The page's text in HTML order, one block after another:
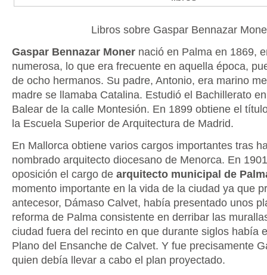
Libros sobre Gaspar Bennazar
Gaspar Bennazar Monernació en Palma en 1869,
numerosa, lo que era frecuente en aquella época,
de ocho hermanos. Su padre, Antonio, era marino
madre se llamaba Catalina. Estudió el Bachillerato
Balear de la calle Montesión. En 1899 obtiene el
la Escuela Superior de Arquitectura de Madrid.
En Mallorca obtiene varios cargos importantes tras
nombrado arquitecto diocesano de Menorca. En
oposición el cargo de arquitecto municipal de
momento importante en la vida de la ciudad ya que
antecesor, Dámaso Calvet, había presentado unos
reforma de Palma consistente en derribar las
ciudad fuera del recinto en que durante siglos había
Plano del Ensanche de Calvet. Y fue precisamente
quien debía llevar a cabo el plan proyectado.